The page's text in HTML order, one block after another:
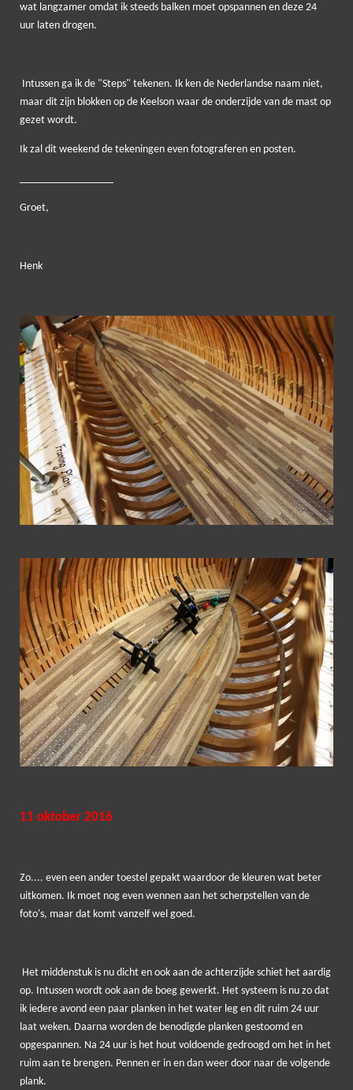
wat langzamer omdat ik steeds balken moet opspannen en deze 24
uur laten drogen.
Intussen ga ik de "Steps" tekenen. Ik ken de Nederlandse naam niet,
maar dit zijn blokken op de Keelson waar de onderzijde van de mast op
gezet wordt.
Ik zal dit weekend de tekeningen even fotograferen en posten.
Groet,
Henk
11 oktober 2016
Zo.... even een ander toestel gepakt waardoor de kleuren wat beter
uitkomen. Ik moet nog even wennen aan het scherpstellen van de
foto's, maar dat komt vanzelf wel goed.
Het middenstuk is nu dicht en ook aan de achterzijde schiet het aardig
op. Intussen wordt ook aan de boeg gewerkt. Het systeem is nu zo dat
ik iedere avond een paar planken in het water leg en dit ruim 24 uur
laat weken. Daarna worden de benodigde planken gestoomd en
opgespannen. Na 24 uur is het hout voldoende gedroogd om het in het
ruim aan te brengen. Pennen er in en dan weer door naar de volgende
plank.